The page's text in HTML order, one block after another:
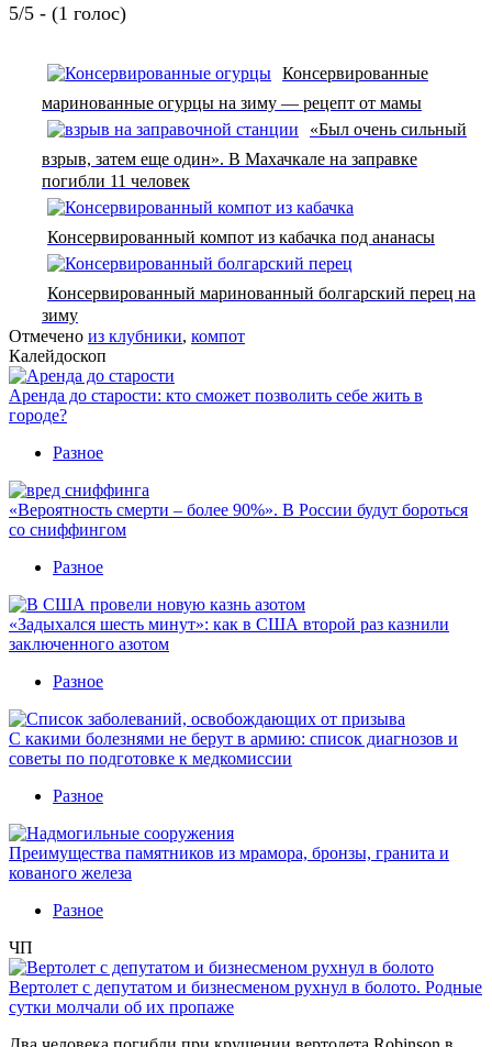
5/5 - (1 голос)
Консервированные
маринованные огурцы на зиму — рецепт от мамы
«Был очень сильный
взрыв, затем еще один». В Махачкале на заправке
погибли 11 человек
Консервированный компот из кабачка под ананасы
Консервированный маринованный болгарский перец на
зиму
Отмечено из клубники, компот
Калейдоскоп
Аренда до старости: кто сможет позволить себе жить в
городе?
Разное
«Вероятность смерти – более 90%». В России будут бороться
со сниффингом
Разное
«Задыхался шесть минут»: как в США второй раз казнили
заключенного азотом
Разное
С какими болезнями не берут в армию: список диагнозов и
советы по подготовке к медкомиссии
Разное
Преимущества памятников из мрамора, бронзы, гранита и
кованого железа
Разное
ЧП
Вертолет с депутатом и бизнесменом рухнул в болото. Родные
сутки молчали об их пропаже